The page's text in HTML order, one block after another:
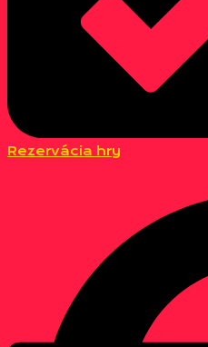
Rezervácia hry